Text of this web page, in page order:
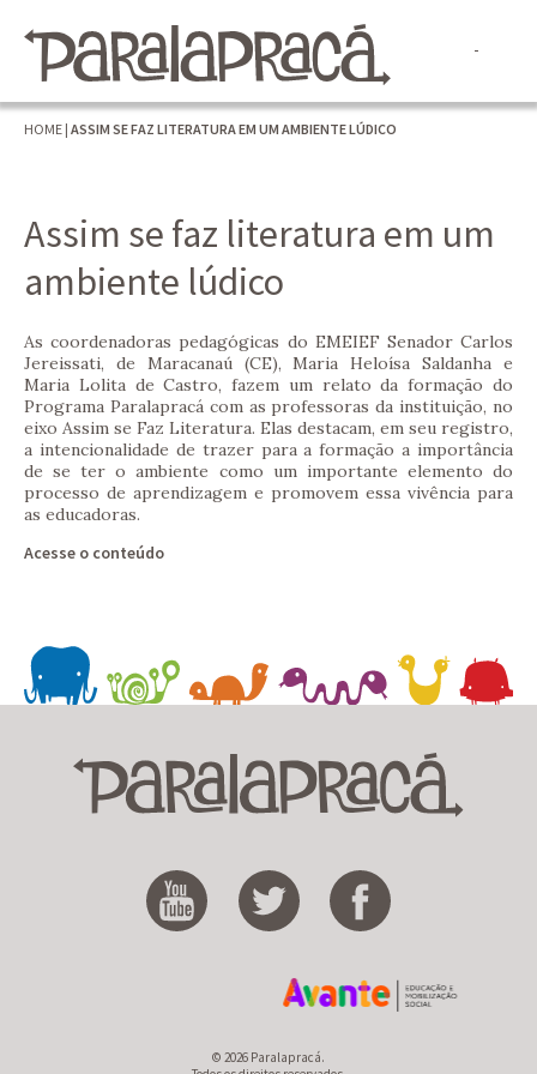
HOME | ASSIM SE FAZ LITERATURA EM UM AMBIENTE LÚDICO
Assim se faz literatura em um
ambiente lúdico
As coordenadoras pedagógicas do EMEIEF Senador Carlos
Jereissati, de Maracanaú (CE), Maria Heloísa Saldanha e
Maria Lolita de Castro, fazem um relato da formação do
Programa Paralapracá com as professoras da instituição, no
eixo Assim se Faz Literatura. Elas destacam, em seu registro,
a intencionalidade de trazer para a formação a importância
de se ter o ambiente como um importante elemento do
processo de aprendizagem e promovem essa vivência para
as educadoras.
Acesse o conteúdo
© 2026 Paralapracá.